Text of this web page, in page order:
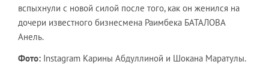
вспыхнули с новой силой после того, как он женился на
дочери известного бизнесмена Раимбека БАТАЛОВА
Анель.
Фото: Instagram Карины Абдуллиной и Шокана Маратулы.